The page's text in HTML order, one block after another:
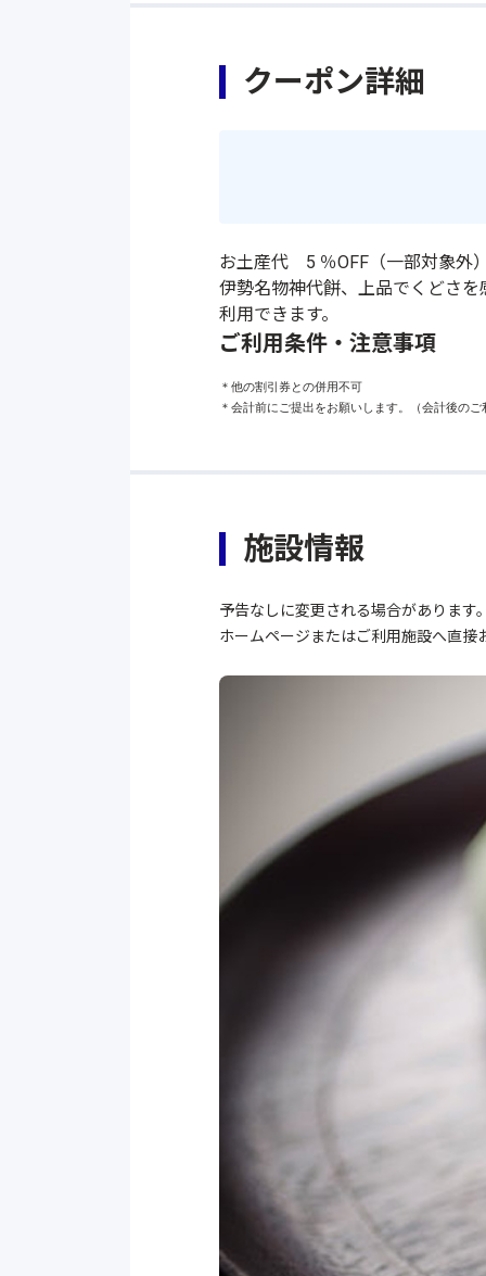
クーポン詳細
お土産代 5 ％OFF（一部対象外
伊勢名物神代餅、上品でくどさ
利用できます。
ご利用条件・注意事項
＊他の割引券との併用不可
＊会計前にご提出をお願いします。（会計後の
施設情報
予告なしに変更される場合があります
ホームページまたはご利用施設へ直接